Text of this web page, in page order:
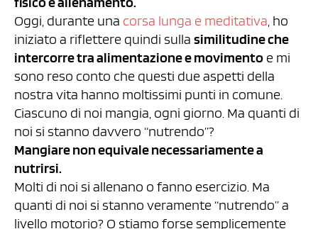
Oggi, durante una corsa lunga e meditativa, ho
iniziato a riflettere quindi sulla similitudine che
intercorre tra alimentazione e movimento e mi
sono reso conto che questi due aspetti della
nostra vita hanno moltissimi punti in comune.
Ciascuno di noi mangia, ogni giorno. Ma quanti di
noi si stanno davvero “nutrendo”?
Mangiare non equivale necessariamente a
nutrirsi.
Molti di noi si allenano o fanno esercizio. Ma
quanti di noi si stanno veramente “nutrendo” a
livello motorio? O stiamo forse semplicemente